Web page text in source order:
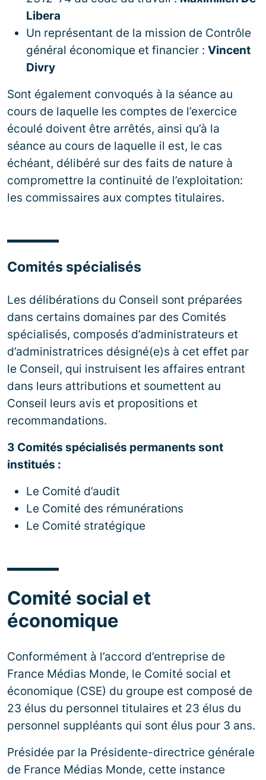
Libera
Un représentant de la mission de Contrôle
général économique et financier : Vincent
Divry
Sont également convoqués à la séance au
cours de laquelle les comptes de l’exercice
écoulé doivent être arrêtés, ainsi qu’à la
séance au cours de laquelle il est, le cas
échéant, délibéré sur des faits de nature à
compromettre la continuité de l’exploitation:
les commissaires aux comptes titulaires.
Comités spécialisés
Les délibérations du Conseil sont préparées
dans certains domaines par des Comités
spécialisés, composés d’administrateurs et
d’administratrices désigné(e)s à cet effet par
le Conseil, qui instruisent les affaires entrant
dans leurs attributions et soumettent au
Conseil leurs avis et propositions et
recommandations.
3 Comités spécialisés permanents sont
institués :
Le Comité d’audit
Le Comité des rémunérations
Le Comité stratégique
Comité social et
économique
Conformément à l’accord d’entreprise de
France Médias Monde, le Comité social et
économique (CSE) du groupe est composé de
23 élus du personnel titulaires et 23 élus du
personnel suppléants qui sont élus pour 3 ans.
Présidée par la Présidente-directrice générale
de France Médias Monde, cette instance